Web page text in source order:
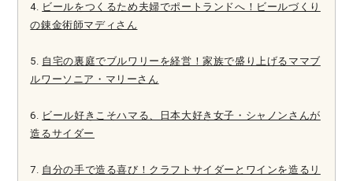
4. ビールをつくるため夫婦でポートランドへ！ビールづくり
の錬金術師マディさん
5. 自宅の裏庭でブルワリーを経営！家族で盛り上げるママブ
ルワーソニア・マリーさん
6. ビール好きこそハマる、日本大好き女子・シャノンさんが
造るサイダー
7. 自分の手で造る喜び！クラフトサイダーとワインを造るリ